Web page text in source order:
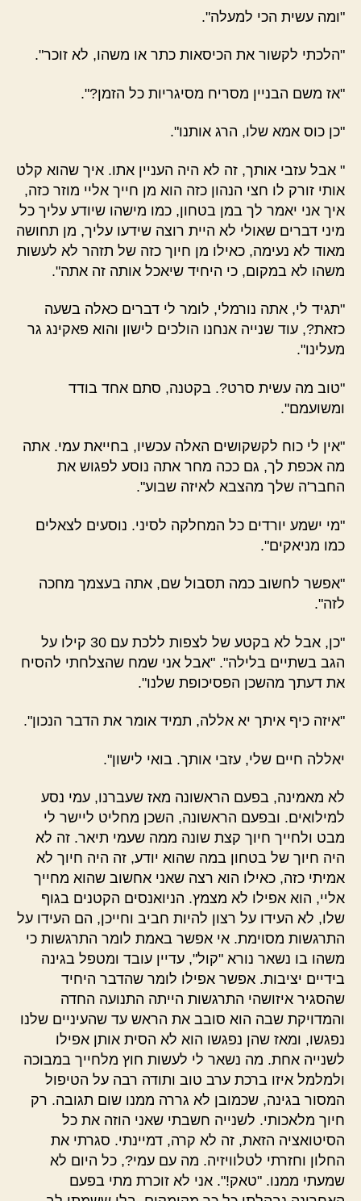
"ומה עשית הכי למעלה".
"הלכתי לקשור את הכיסאות כתר או משהו, לא זוכר".
"אז משם הבניין מסריח מסיגריות כל הזמן?".
"כן כוס אמא שלו, הרג אותנו".
" אבל עזבי אותך, זה לא היה העניין אתו. איך שהוא קלט
אותי זורק לו חצי הנהון כזה הוא מן חייך אליי מוזר כזה,
איך אני יאמר לך במן בטחון, כמו מישהו שיודע עליך כל
מיני דברים שאולי לא היית רוצה שידעו עליך, מן תחושה
מאוד לא נעימה, כאילו מן חיוך כזה של תזהר לא לעשות
משהו לא במקום, כי היחיד שיאכל אותה זה אתה".
"תגיד לי, אתה נורמלי, לומר לי דברים כאלה בשעה
כזאת?, עוד שנייה אנחנו הולכים לישון והוא פאקינג גר
מעלינו".
"טוב מה עשית סרט?. בקטנה, סתם אחד בודד
ומשועמם".
"אין לי כוח לקשקושים האלה עכשיו, בחייאת עמי. אתה
מה אכפת לך, גם ככה מחר אתה נוסע לפגוש את
החבר'ה שלך מהצבא לאיזה שבוע".
"מי ישמע יורדים כל המחלקה לסיני. נוסעים לצאלים
כמו מניאקים".
"אפשר לחשוב כמה תסבול שם, אתה בעצמך מחכה
לזה".
"כן, אבל לא בקטע של לצפות ללכת עם 30 קילו על
הגב בשתיים בלילה". "אבל אני שמח שהצלחתי להסיח
את דעתך מהשכן הפסיכופת שלנו".
"איזה כיף איתך יא אללה, תמיד אומר את הדבר הנכון".
יאללה חיים שלי, עזבי אותך. בואי לישון".
לא מאמינה, בפעם הראשונה מאז שעברנו, עמי נסע
למילואים. ובפעם הראשונה, השכן מחליט ליישר לי
מבט ולחייך חיוך קצת שונה ממה שעמי תיאר. זה לא
היה חיוך של בטחון במה שהוא יודע, זה היה חיוך לא
אמיתי כזה, כאילו הוא רצה שאני אחשוב שהוא מחייך
אליי, הוא אפילו לא מצמץ. הניואנסים הקטנים בגוף
שלו, לא העידו על רצון להיות חביב וחייכן, הם העידו על
התרגשות מסוימת. אי אפשר באמת לומר התרגשות כי
משהו בו נשאר נורא "קול", עדיין עובד ומטפל בגינה
בידיים יציבות. אפשר אפילו לומר שהדבר היחיד
שהסגיר איזושהי התרגשות הייתה התנועה החדה
והמדויקת שבה הוא סובב את הראש עד שהעיניים שלנו
נפגשו, ומאז שהן נפגשו הוא לא הסית אותן אפילו
לשנייה אחת. מה נשאר לי לעשות חוץ מלחייך במבוכה
ולמלמל איזו ברכת ערב טוב ותודה רבה על הטיפול
המסור בגינה, שכמובן לא גררה ממנו שום תגובה. רק
חיוך מלאכותי. לשנייה חשבתי שאני הוזה את כל
הסיטואציה הזאת, זה לא קרה, דמיינתי. סגרתי את
החלון וחזרתי לטלוויזיה. מה עם עמי?, כל היום לא
שמעתי ממנו. "טאק!". אני לא זוכרת מתי בפעם